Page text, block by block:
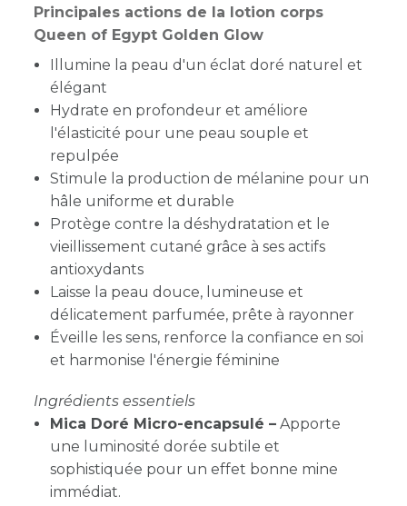
Principales actions de la lotion corps
Queen of Egypt Golden Glow
Illumine la peau d'un éclat doré naturel et
élégant
Hydrate en profondeur et améliore
l'élasticité pour une peau souple et
repulpée
Stimule la production de mélanine pour un
hâle uniforme et durable
Protège contre la déshydratation et le
vieillissement cutané grâce à ses actifs
antioxydants
Laisse la peau douce, lumineuse et
délicatement parfumée, prête à rayonner
Éveille les sens, renforce la confiance en soi
et harmonise l'énergie féminine
Ingrédients essentiels
Mica Doré Micro-encapsulé – Apporte
une luminosité dorée subtile et
sophistiquée pour un effet bonne mine
immédiat.